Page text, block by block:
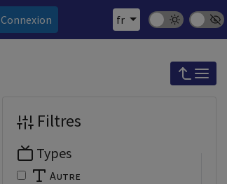
Connexion fr Mode sombre
Police
Filtres
Types
Autre